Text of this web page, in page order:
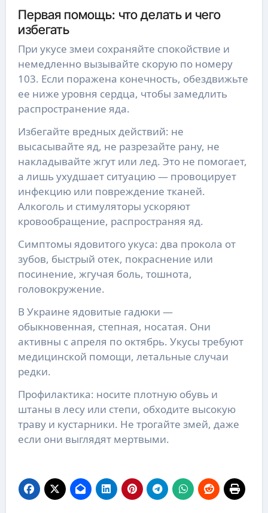
Первая помощь: что делать и чего
избегать
При укусе змеи сохраняйте спокойствие и
немедленно вызывайте скорую по номеру
103. Если поражена конечность, обездвижьте
ее ниже уровня сердца, чтобы замедлить
распространение яда.
Избегайте вредных действий: не
высасывайте яд, не разрезайте рану, не
накладывайте жгут или лед. Это не помогает,
а лишь ухудшает ситуацию — провоцирует
инфекцию или повреждение тканей.
Алкоголь и стимуляторы ускоряют
кровообращение, распространяя яд.
Симптомы ядовитого укуса: два прокола от
зубов, быстрый отек, покраснение или
посинение, жгучая боль, тошнота,
головокружение.
В Украине ядовитые гадюки —
обыкновенная, степная, носатая. Они
активны с апреля по октябрь. Укусы требуют
медицинской помощи, летальные случаи
редки.
Профилактика: носите плотную обувь и
штаны в лесу или степи, обходите высокую
траву и кустарники. Не трогайте змей, даже
если они выглядят мертвыми.